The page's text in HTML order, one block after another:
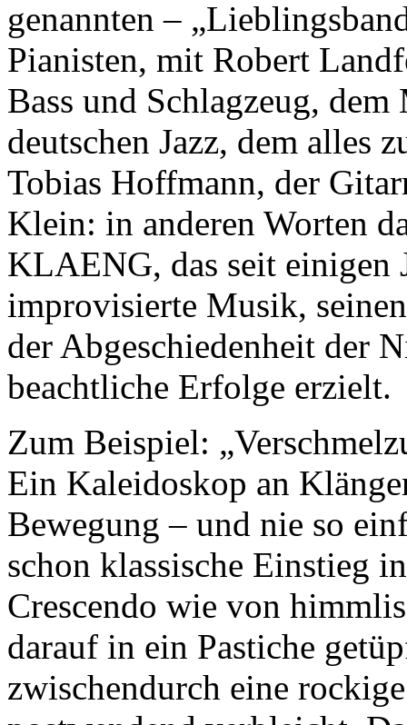
genannten –
Pianisten, mit Robert
Bass und Schlagzeug,
deutschen Jazz, dem alles
Tobias Hoffmann, der
Klein: in anderen Worten
KLAENG, das seit einigen
improvisierte Musik,
der Abgeschiedenheit der
beachtliche Erfolge erzielt.
Zum Beispiel:
Ein Kaleidoskop an
Bewegung – und nie so
schon klassische Einstieg
Crescendo wie von
darauf in ein Pastiche
zwischendurch eine